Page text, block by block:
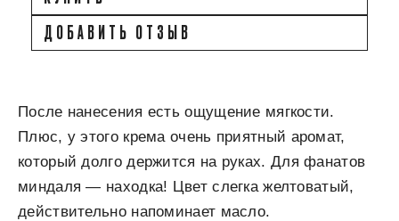
ДОБАВИТЬ ОТЗЫВ
После нанесения есть ощущение мягкости.
Плюс, у этого крема очень приятный аромат,
который долго держится на руках. Для фанатов
миндаля — находка! Цвет слегка желтоватый,
действительно напоминает масло.